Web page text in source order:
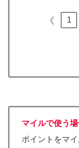
❮ 1
マイルで使う
ポイントをマ